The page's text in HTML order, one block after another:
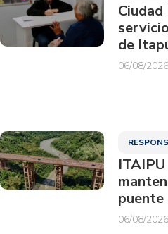
de
06/08/2026
puente
06/08/2026